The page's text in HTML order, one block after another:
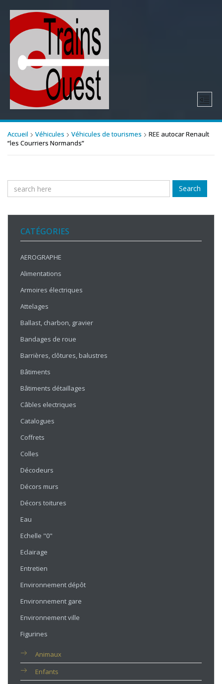
Accueil Véhicules Véhicules de tourismes
REE autocar Renault
“les Courriers Normands”
Search
CATÉGORIES
AEROGRAPHE
Alimentations
Armoires électriques
Attelages
Ballast, charbon, gravier
Bandages de roue
Barrières, clôtures, balustres
Bâtiments
Bâtiments détaillages
Câbles electriques
Catalogues
Coffrets
Colles
Décodeurs
Décors murs
Décors toitures
Eau
Echelle "0"
Eclairage
Entretien
Environnement dépôt
Environnement gare
Environnement ville
Figurines
Animaux
Enfants